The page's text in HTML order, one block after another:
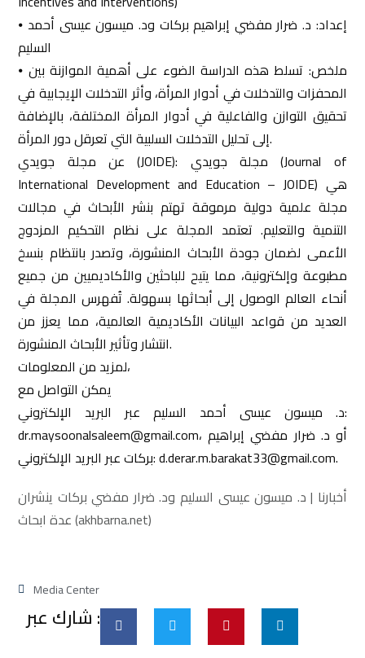
⦁ إعداد: د. ضرار مفضي إبراهيم بركات ود. ميسون عيسى أحمد
السليم
⦁ ملخص: تسلط هذه الدراسة الضوء على أهمية الموازنة بين
المحفزات والتدخلات في أدوار المرأة، وأثر التدخلات الإيجابية في
تحقيق التوازن والفاعلية في أدوار المرأة المختلفة، بالإضافة
إلى تحليل التدخلات السلبية التي تعرقل دور المرأة.
عن مجلة جويدي (JOIDE): مجلة جويدي (Journal of
International Development and Education – JOIDE) هي
مجلة علمية دولية مرموقة تهتم بنشر الأبحاث في مجالات
التنمية والتعليم. تعتمد المجلة على نظام التحكيم المزدوج
الأعمى لضمان جودة الأبحاث المنشورة، وتصدر بانتظام بنسخ
مطبوعة وإلكترونية، مما يتيح للباحثين والأكاديميين من جميع
أنحاء العالم الوصول إلى أبحاثها بسهولة. تُفهرس المجلة في
العديد من قواعد البيانات الأكاديمية العالمية، مما يعزز من
انتشار وتأثير الأبحاث المنشورة.
لمزيد من المعلومات،
يمكن التواصل مع
د. ميسون عيسى أحمد السليم عبر البريد الإلكتروني:
dr.maysoonalsaleem@gmail.com، أو د. ضرار مفضي إبراهيم
بركات عبر البريد الإلكتروني: d.derar.m.barakat33@gmail.com.
أخبارنا | د. ميسون عيسى السليم ود. ضرار مفضي بركات ينشران
عدة ابحاث (akhbarna.net)
Media Center
شارك عبر :